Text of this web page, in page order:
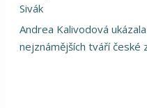
Sivák
Andrea Kalivodová
nejznámějších tváří české